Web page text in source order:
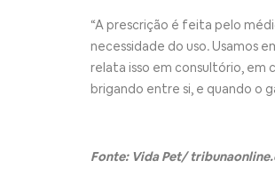
“A prescrição é feita pelo
necessidade do uso. Usamos
relata isso em consultório, em
brigando entre si, e quando o
Fonte: Vida Pet/